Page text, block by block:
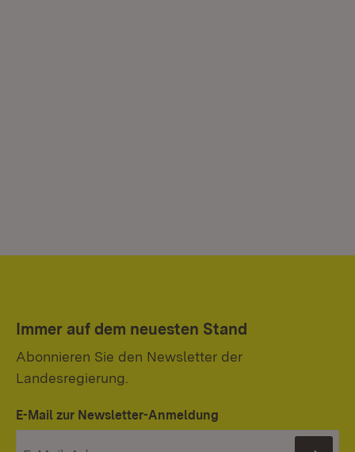
Immer auf dem neuesten Stand
Abonnieren Sie den Newsletter der
Landesregierung.
E-Mail zur Newsletter-Anmeldung